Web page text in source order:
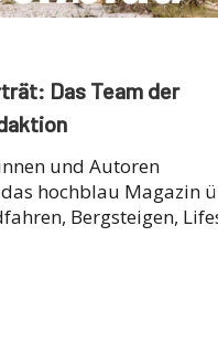
Das Team der
und Autoren
hochblau Magazin
Bergsteigen,